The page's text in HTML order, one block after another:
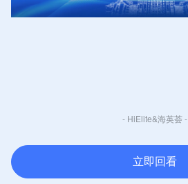
- HiElite&海英荟 -
立即回看